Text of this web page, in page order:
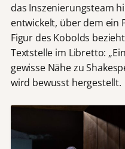
das Inszenierungsteam
entwickelt, über dem ein
Figur des Kobolds
Textstelle im Libretto:
gewisse Nähe zu
wird bewusst hergestellt.